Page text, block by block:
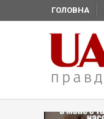
ГОЛОВНА